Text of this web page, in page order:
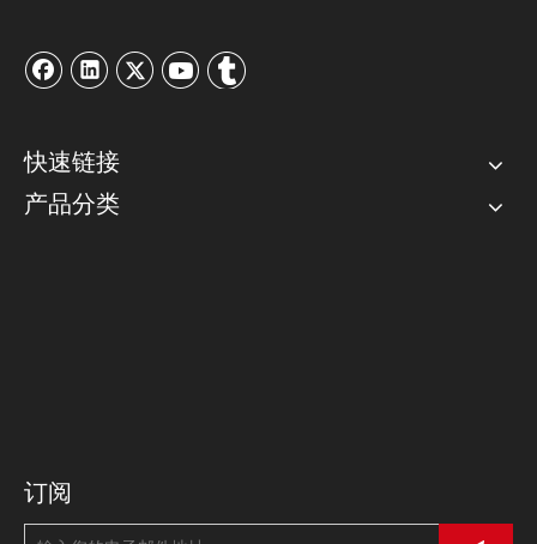
快速链接
产品分类
地址：浙江省宁波市高新区浙大科技园
订阅